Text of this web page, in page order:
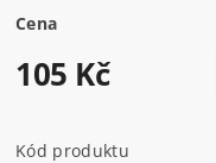
Cena
105 Kč
Kód produktu